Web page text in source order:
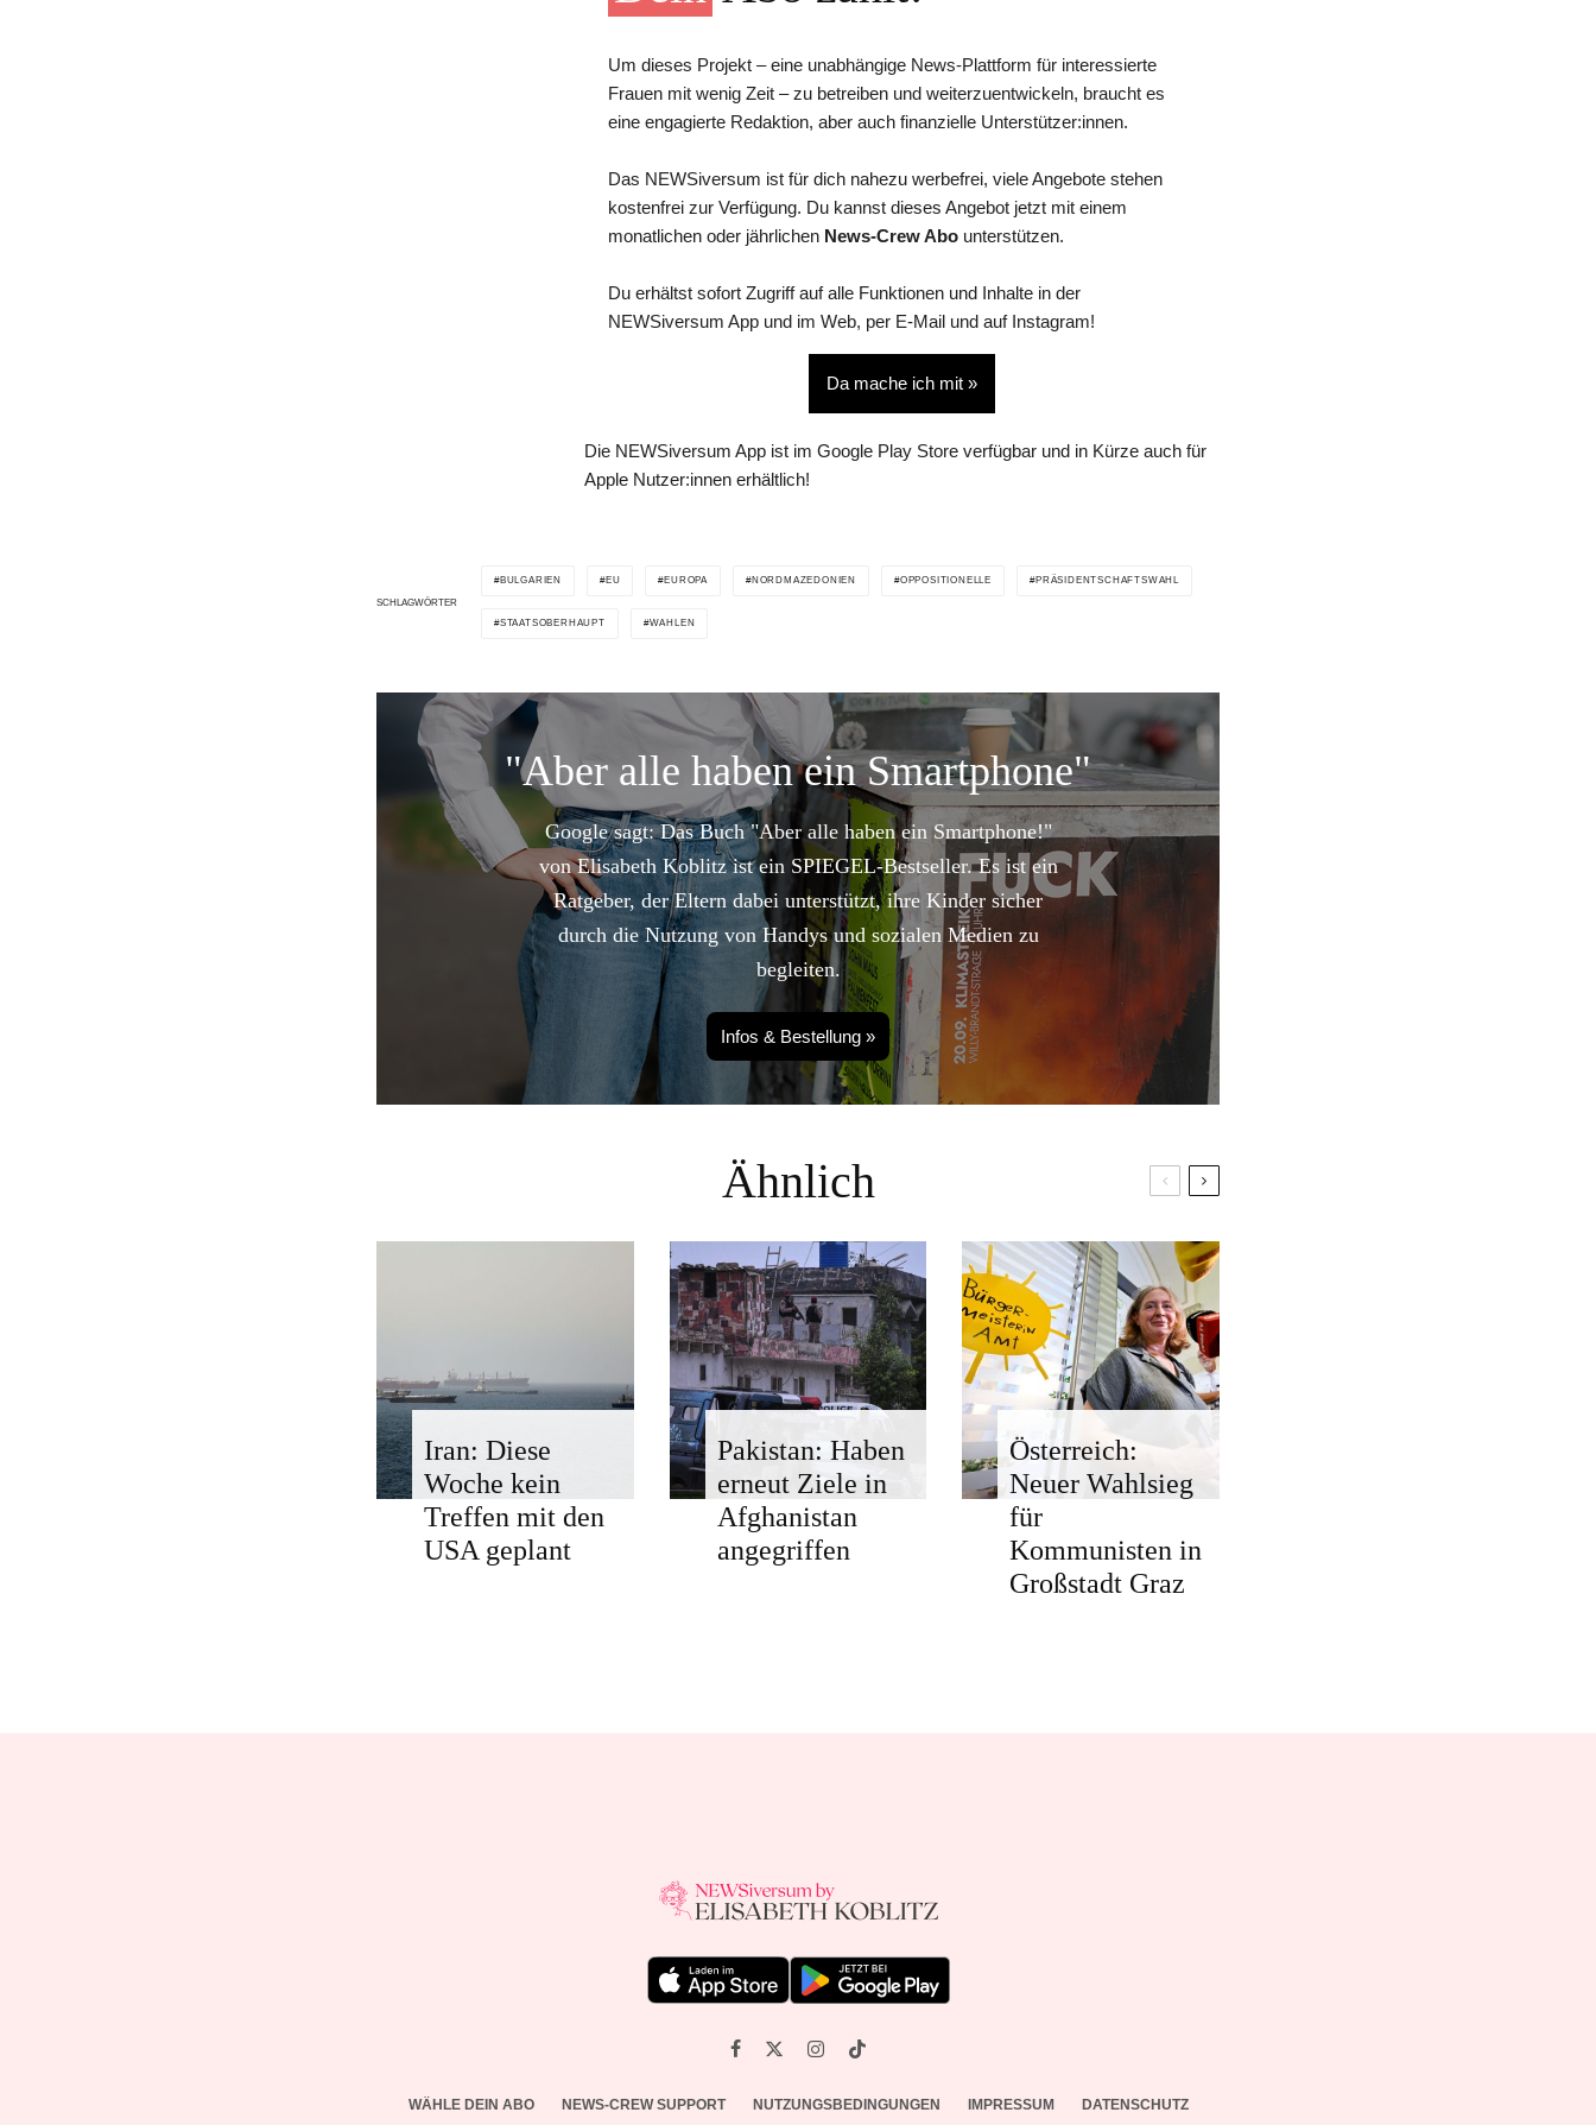
Um dieses Projekt – eine unabhängige News-Plattform für interessierte
Frauen mit wenig Zeit – zu betreiben und weiterzuentwickeln, braucht es
eine engagierte Redaktion, aber auch finanzielle Unterstützer:innen.
Das NEWSiversum ist für dich nahezu werbefrei, viele Angebote stehen
kostenfrei zur Verfügung. Du kannst dieses Angebot jetzt mit einem
monatlichen oder jährlichen News-Crew Abo unterstützen.
Du erhältst sofort Zugriff auf alle Funktionen und Inhalte in der
NEWSiversum App und im Web, per E-Mail und auf Instagram!
Da mache ich mit »
Die NEWSiversum App ist im Google Play Store verfügbar und in Kürze auch für
Apple Nutzer:innen erhältlich!
SCHLAGWÖRTER
BULGARIEN EU EUROPA NORDMAZEDONIEN OPPOSITIONELLE PRÄSIDENTSCHAFTSWAHL
STAATSOBERHAUPT WAHLEN
"Aber alle haben ein Smartphone"
Google sagt: Das Buch "Aber alle haben ein Smartphone!"
von Elisabeth Koblitz ist ein SPIEGEL-Bestseller. Es ist ein
Ratgeber, der Eltern dabei unterstützt, ihre Kinder sicher
durch die Nutzung von Handys und sozialen Medien zu
begleiten.
Infos & Bestellung »
Ähnlich
Iran: Diese
Woche kein
Treffen mit den
USA geplant
Pakistan: Haben
erneut Ziele in
Afghanistan
angegriffen
Österreich:
Neuer Wahlsieg
für
Kommunisten in
Großstadt Graz
WÄHLE DEIN ABO NEWS-CREW SUPPORT NUTZUNGSBEDINGUNGEN IMPRESSUM DATENSCHUTZ